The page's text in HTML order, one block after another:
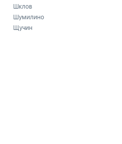
Шклов
Шумилино
Щучин